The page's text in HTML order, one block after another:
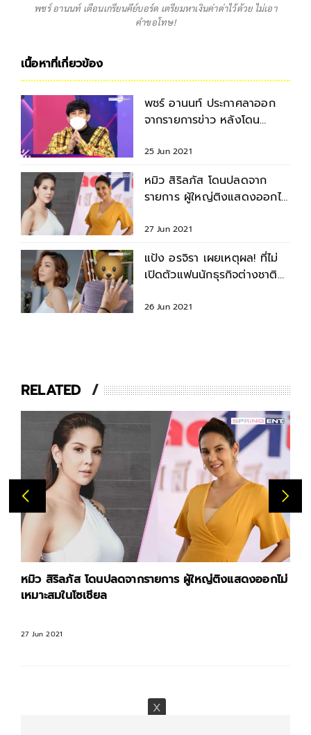
พชร์ อานนท์ เตือนเกรียนคีย์บอร์ด เตรียมหาเงินค่าด่าไว้ด้วย ไม่เอา
คำขอโทษ!
เนื้อหาที่เกี่ยวข้อง
พชร์ อานนท์ ประกาศลาออก
จากรายการข่าว หลังโดน
รพ.สนาม
25 Jun 2021
หมิว สิริลภัส โดนปลดจาก
รายการ ผู้ใหญ่ติงแสดงออกไม่
27 Jun 2021
แป้ง อรจิรา เผยเหตุผล! ที่ไม่
เปิดตัวแฟนนักธุรกิจต่างชาติ
26 Jun 2021
RELATED
หมิว สิริลภัส โดนปลดจากรายการ ผู้ใหญ่ติงแสดงออกไม่
เหมาะสมในโซเชียล
27 Jun 2021